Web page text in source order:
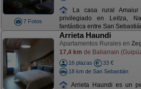
7 Fotos
La casa rural
privilegiado en Leitza,
fantástica entre San
Arrieta Haundi
Apartamentos Rurales en
17,4 km de Baliarrain
16 plazas
33 €
18 km de San Sebastián
Arrieta Haundi es un